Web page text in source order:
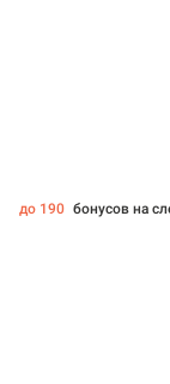
до 190 бонусов на